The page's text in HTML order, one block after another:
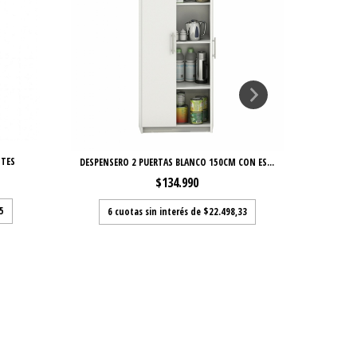
DESPENSERO 2 PUERTAS BLANCO 150CM CON ES...
$134.990
6 cuotas sin interés de $22.498,33